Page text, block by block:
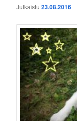
Julkaistu23.08.2016